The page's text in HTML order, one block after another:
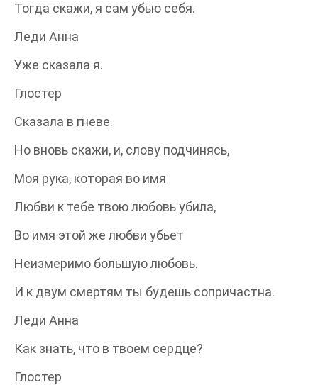
Тогда скажи, я сам убью себя.
Леди Анна
Уже сказала я.
Глостер
Сказала в гневе.
Но вновь скажи, и, слову подчинясь,
Моя рука, которая во имя
Любви к тебе твою любовь убила,
Во имя этой же любви убьет
Неизмеримо большую любовь.
И к двум смертям ты будешь сопричастна.
Леди Анна
Как знать, что в твоем сердце?
Глостер